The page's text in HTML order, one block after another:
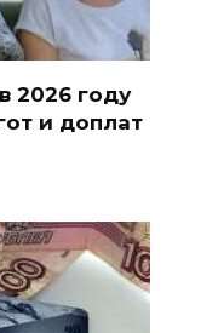
2026 году
и доплат